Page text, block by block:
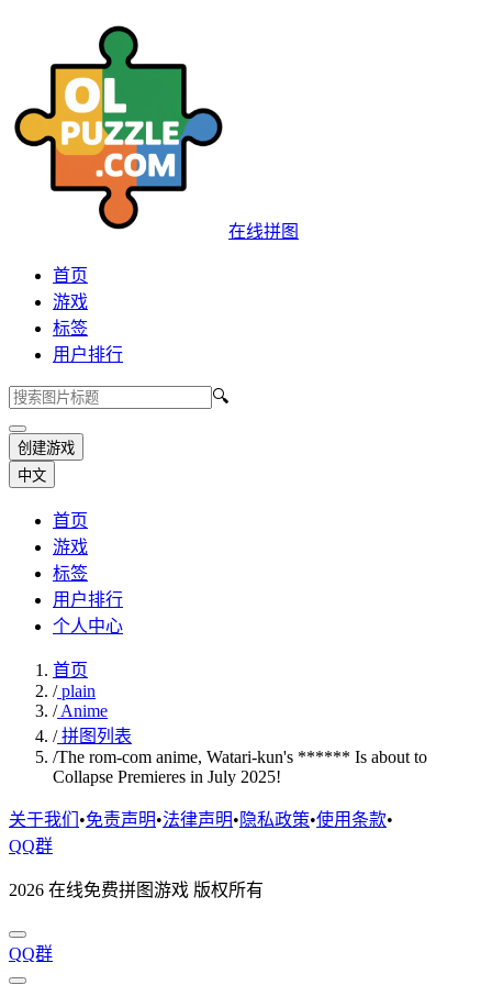
在线拼图
首页
游戏
标签
用户排行
🔍
创建游戏
中文
首页
游戏
标签
用户排行
个人中心
首页
/plain
/Anime
/拼图列表
/The rom-com anime, Watari-kun's ****** Is about to
Collapse Premieres in July 2025!
关于我们 •免责声明•法律声明• 隐私政策•使用条款•
QQ群
2026 在线免费拼图游戏 版权所有
QQ群